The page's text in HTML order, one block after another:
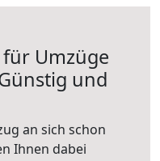
Umzüge
und
an sich schon
Ihnen dabei